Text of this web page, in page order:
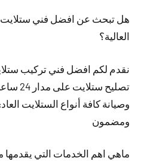
هل تبحث عن افضل فني ستلايت
العالية؟
نقدم لكم افضل فني تركيب
تصليح
وصيانة كافة أنواع الستلايت
ومضمون
ماهي اهم الخدمات التي